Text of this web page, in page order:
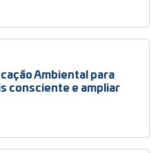
Ambiental para
consciente e ampliar